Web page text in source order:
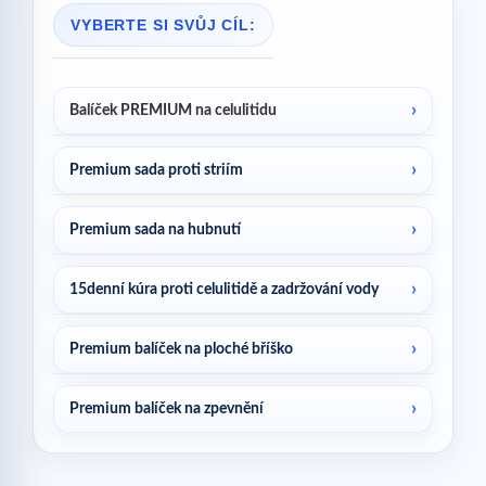
VYBERTE SI SVŮJ CÍL:
Balíček PREMIUM na celulitidu
Premium sada proti striím
Premium sada na hubnutí
15denní kúra proti celulitidě a zadržování vody
Premium balíček na ploché bříško
Premium balíček na zpevnění